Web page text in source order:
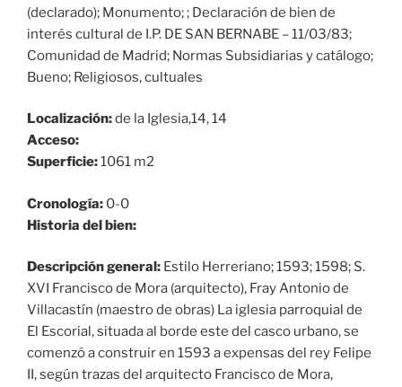
(declarado); Monumento; ; Declaración de bien de
interés cultural de I.P. DE SAN BERNABE – 11/03/83;
Comunidad de Madrid; Normas Subsidiarias y catálogo;
Bueno; Religiosos, cultuales
Localización:de la Iglesia,14, 14
Acceso:
Superficie:1061 m2
Cronología: 0-0
Historia del bien:
Descripción general: Estilo Herreriano; 1593; 1598; S.
XVI Francisco de Mora (arquitecto), Fray Antonio de
Villacastín (maestro de obras) La iglesia parroquial de
El Escorial, situada al borde este del casco urbano, se
comenzó a construir en 1593 a expensas del rey Felipe
II, según trazas del arquitecto Francisco de Mora,